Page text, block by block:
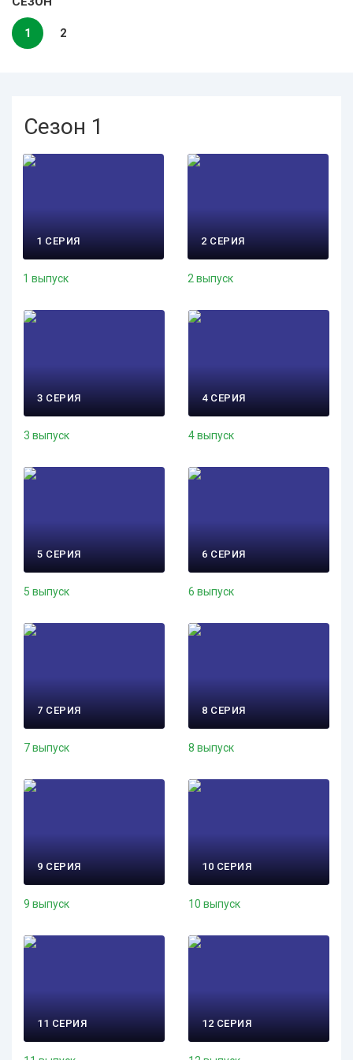
1 2
Сезон 1
1 СЕРИЯ
1 выпуск
2 СЕРИЯ
2 выпуск
3 СЕРИЯ
3 выпуск
4 СЕРИЯ
4 выпуск
5 СЕРИЯ
5 выпуск
6 СЕРИЯ
6 выпуск
7 СЕРИЯ
7 выпуск
8 СЕРИЯ
8 выпуск
9 СЕРИЯ
9 выпуск
10 СЕРИЯ
10 выпуск
11 СЕРИЯ 12 СЕРИЯ